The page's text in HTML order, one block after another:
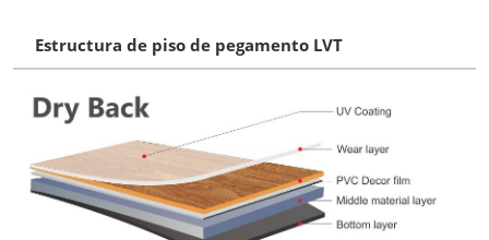
Estructura de piso de pegamento LVT